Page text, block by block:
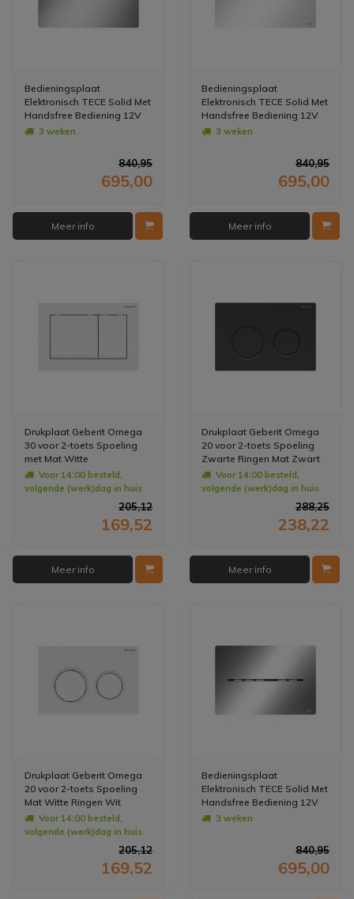
Bedieningsplaat
Elektronisch TECE Solid Met
Handsfree Bediening 12V
Net - Geborsteld RVS -
3 weken
840,95
695,00
Meer info
Bedieningsplaat
Elektronisch TECE Solid Met
Handsfree Bediening 12V
Net - Glans Wit
3 weken
840,95
695,00
Meer info
Drukplaat Geberit Omega
30 voor 2-toets Spoeling
met Mat Witte
Designstroken Wit
Voor 14:00 besteld,
volgende (werk)dag in huis
205,12
169,52
Meer info
Drukplaat Geberit Omega
20 voor 2-toets Spoeling
Zwarte Ringen Mat Zwart
Voor 14:00 besteld,
volgende (werk)dag in huis
288,25
238,22
Meer info
Drukplaat Geberit Omega
20 voor 2-toets Spoeling
Mat Witte Ringen Wit
Voor 14:00 besteld,
volgende (werk)dag in huis
205,12
169,52
Bedieningsplaat
Elektronisch TECE Solid Met
Handsfree Bediening 12V
Net - Glans Chroom
3 weken
840,95
695,00